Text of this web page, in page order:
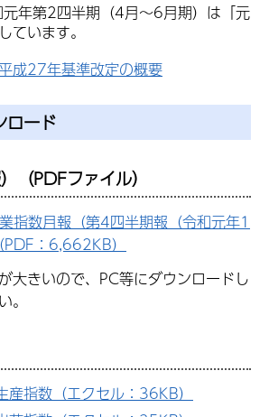
年第2四半期（4月～6月期）は「元
ています。
成27年基準改定の概要
ロード
（PDFファイル）
指数月報（第4四半期報（令和元年1
：6,662KB）
大きいので、PC等にダウンロードし
。
産指数（エクセル：36KB）